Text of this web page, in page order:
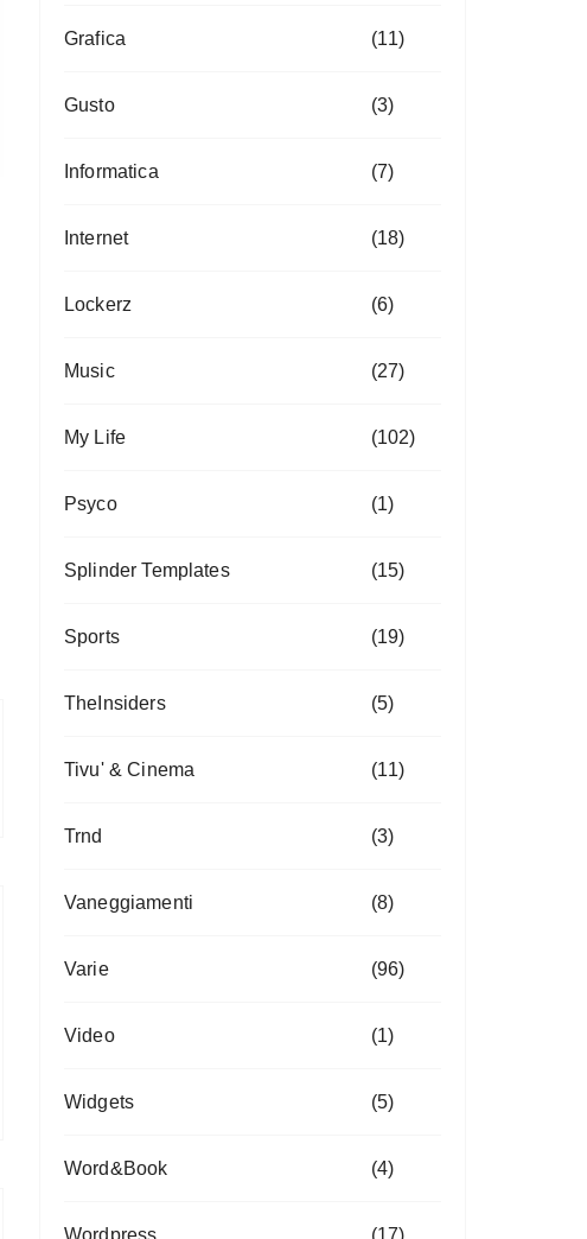
Grafica (11)
Gusto (3)
Informatica (7)
Internet (18)
Lockerz (6)
Music (27)
My Life (102)
Psyco (1)
Splinder Templates (15)
Sports (19)
TheInsiders (5)
Tivu' & Cinema (11)
Trnd (3)
Vaneggiamenti (8)
Varie (96)
Video (1)
Widgets (5)
Word&Book (4)
Wordpress (17)